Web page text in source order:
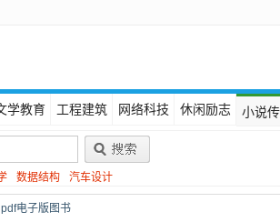
学教育 工程建筑 网络科技 休闲励志 小说
数据结构
汽车设计
电子版图书